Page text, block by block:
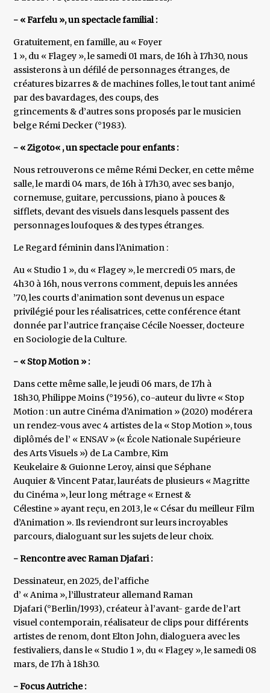
- « Farfelu », un spectacle familial :
Gratuitement, en famille, au « Foyer
1 », du « Flagey », le samedi 01 mars, de 16h à 17h30, nous
assisterons à un défilé de personnages étranges, de
créatures bizarres & de machines folles, le tout tant animé
par des bavardages, des coups, des
grincements & d’autres sons proposés par le musicien
belge Rémi Decker (°1983).
- « Zigoto« , un spectacle pour enfants :
Nous retrouverons ce même Rémi Decker, en cette même
salle, le mardi 04 mars, de 16h à 17h30, avec ses banjo,
cornemuse, guitare, percussions, piano à pouces &
sifflets, devant des visuels dans lesquels passent des
personnages loufoques & des types étranges.
Le Regard féminin dans l’Animation :
Au « Studio 1 », du « Flagey », le mercredi 05 mars, de
4h30 à 16h, nous verrons comment, depuis les années
’70, les courts d’animation sont devenus un espace
privilégié pour les réalisatrices, cette conférence étant
donnée par l’autrice française Cécile Noesser, docteure
en Sociologie de la Culture.
- « Stop Motion » :
Dans cette même salle, le jeudi 06 mars, de 17h à
18h30, Philippe Moins (°1956), co-auteur du livre « Stop
Motion : un autre Cinéma d’Animation » (2020) modérera
un rendez-vous avec 4 artistes de la « Stop Motion », tous
diplômés de l’ « ENSAV » (« École Nationale Supérieure
des Arts Visuels ») de La Cambre, Kim
Keukelaire & Guionne Leroy, ainsi que Séphane
Auquier & Vincent Patar, lauréats de plusieurs « Magritte
du Cinéma », leur long métrage « Ernest &
Célestine » ayant reçu, en 2013, le « César du meilleur Film
d’Animation ». Ils reviendront sur leurs incroyables
parcours, dialoguant sur les sujets de leur choix.
- Rencontre avec Raman Djafari :
Dessinateur, en 2025, de l’affiche
d’ « Anima », l’illustrateur allemand Raman
Djafari (°Berlin/1993), créateur à l’avant- garde de l’art
visuel contemporain, réalisateur de clips pour différents
artistes de renom, dont Elton John, dialoguera avec les
festivaliers, dans le « Studio 1 », du « Flagey », le samedi 08
mars, de 17h à 18h30.
- Focus Autriche :